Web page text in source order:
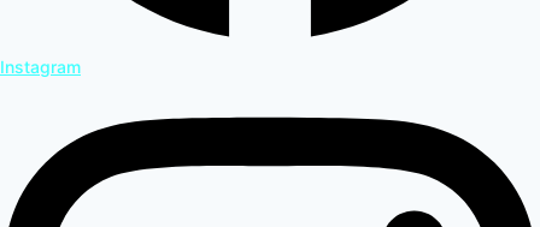
Instagram